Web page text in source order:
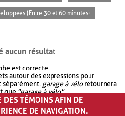
(Entre 30 et 60 minutes)
aucun résultat
est correcte.
autour des expressions pour
séparément. garage à véloretournera
que"garage à vélo".
recherche avec OR.garage OR vélo
de résultat quegarage à vélo
DES TÉMOINS AFIN DE
DE NAVIGATION.